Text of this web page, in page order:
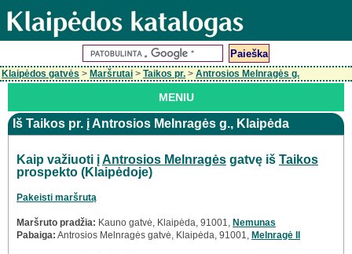
Klaipėdos gatvės > Maršrutai > Taikos pr. > Antrosios Melnragės g.
MENIU
Iš Taikos pr. į Antrosios Melnragės g., Klaipėda
Kaip važiuoti įAntrosios Melnragės gatvę iš Taikos
prospekto (Klaipėdoje)
Pakeisti maršrutą
Maršruto pradžia: Kauno gatvė, Klaipėda, 91001, Nemunas
Pabaiga: Antrosios Melnragės gatvė, Klaipėda, 91001, Melnragė II